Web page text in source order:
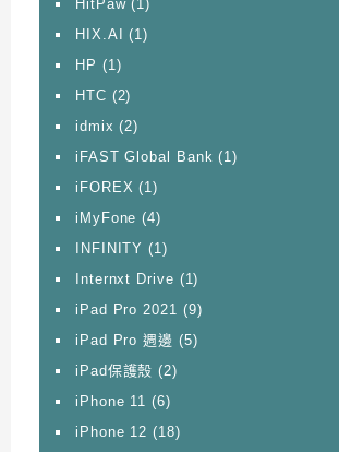
HitPaw(1)
HIX.AI (1)
HP (1)
HTC (2)
idmix (2)
iFAST Global Bank (1)
iFOREX (1)
iMyFone (4)
INFINITY (1)
Internxt Drive (1)
iPad Pro 2021 (9)
iPad Pro 週邊 (5)
iPad保護殼 (2)
iPhone 11 (6)
iPhone 12 (18)